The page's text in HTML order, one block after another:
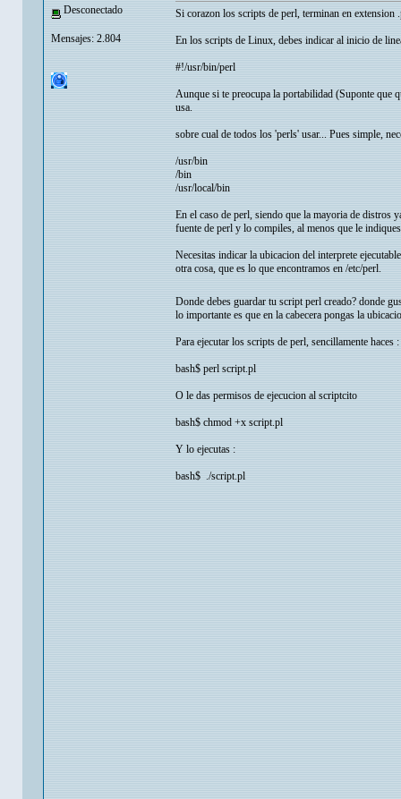
Desconectado
Mensajes: 2.804
Si corazon los scripts de perl, terminan en extension
En los scripts de Linux, debes indicar al inicio de
#!/usr/bin/perl
Aunque si te preocupa la portabilidad (Suponte que
usa.
sobre cual de todos los 'perls' usar... Pues simple,
/usr/bin
/bin
/usr/local/bin
En el caso de perl, siendo que la mayoria de distros
fuente de perl y lo compiles, al menos que le
Necesitas indicar la ubicacion del interprete
otra cosa, que es lo que encontramos en /etc/perl.
Donde debes guardar tu script perl creado? donde
lo importante es que en la cabecera pongas la
Para ejecutar los scripts de perl, sencillamente haces :
bash$ perl script.pl
O le das permisos de ejecucion al scriptcito
bash$ chmod +x script.pl
Y lo ejecutas :
bash$ ./script.pl